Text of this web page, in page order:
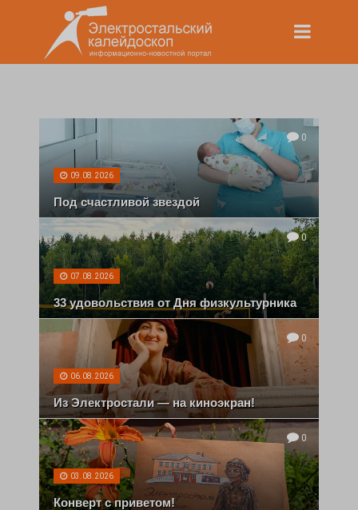
0
09.08.2026
Под счастливой звездой
0
07.08.2026
33 удовольствия от Дня физкультурника
0
06.08.2026
Из Электростали — на киноэкран!
0
03.08.2026
Конверт с приветом!